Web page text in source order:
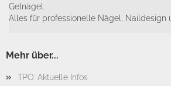
Gelnägel.
Alles für professionelle Nägel, Naildesign
Mehr über...
TPO: Aktuelle Infos